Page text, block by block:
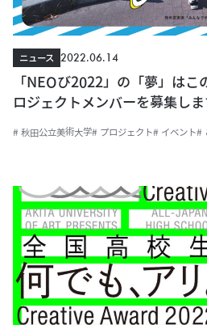
ニュース
2022.06.14
「NEOび2022」の「夢」はこ
ロジェクトメンバーを募集しま
# 秋田公立美術大学# プロジェクト# イベント#